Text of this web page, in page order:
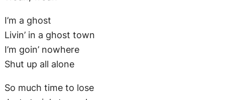
So much time to lose
Just starin’ at my phone
Every night I am dreamin’ that you’ll come and
creep in my bed
without end, my friend